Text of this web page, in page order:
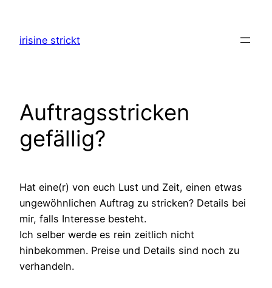
springen
irisine strickt
Auftragsstricken
gefällig?
Hat eine(r) von euch Lust und Zeit, einen etwas
ungewöhnlichen Auftrag zu stricken? Details bei
mir, falls Interesse besteht.
Ich selber werde es rein zeitlich nicht
hinbekommen. Preise und Details sind noch zu
verhandeln.